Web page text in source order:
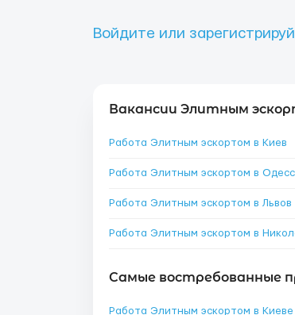
Войдите или
Вакансии Элитным
Работа Элитным эскортом в Киев
Работа Элитным эскортом в
Работа Элитным эскортом в Львов
Работа Элитным эскортом в
Самые востребованные
Работа Элитным эскортом в Киеве